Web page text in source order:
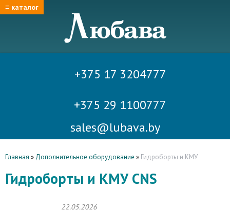
≡ каталог
+375 17 3204777
+375 29 1100777
sales@lubava.by
Главная » Дополнительное оборудование » Гидроборты и КМУ
Гидроборты и КМУ CNS
22.05.2026